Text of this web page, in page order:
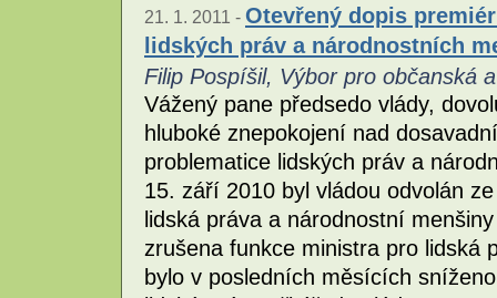
21. 1. 2011 - Otevřený dopis
lidských práv a národnostních
Filip Pospíšil, Výbor pro občanská
Vážený pane předsedo vlády,
hluboké znepokojení nad
problematice lidských práv a
15. září 2010 byl vládou odvolán
lidská práva a národnostní
zrušena funkce ministra pro lidská
bylo v posledních měsících